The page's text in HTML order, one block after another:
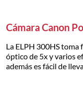
Cámara Canon
La ELPH 300HS toma
óptico de 5x y varios
además es fácil de